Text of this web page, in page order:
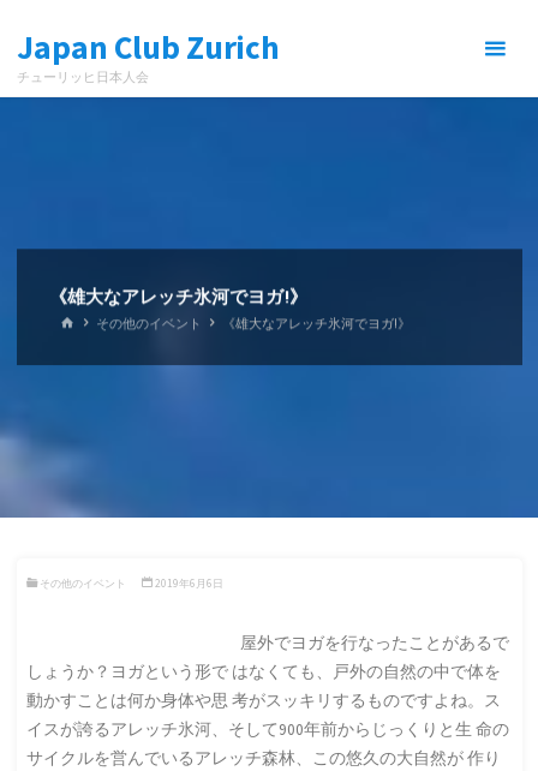
ン
Japan Club Zurich
チューリッヒ日本人会
《雄大なアレッチ氷河でヨガ!》
ホ その他のイベント 《雄大なアレッチ氷河でヨガ!》
その他のイベント 2019年6月6日
屋外でヨガを行なったことがあるで
しょうか？ヨガという形で はなくても、戸外の自然の中で体を
動かすことは何か身体や思 考がスッキリするものですよね。 ス
イスが誇るアレッチ氷河、そして900年前からじっくりと生 命の
サイクルを営んでいるアレッチ森林、この悠久の大自然が 作り